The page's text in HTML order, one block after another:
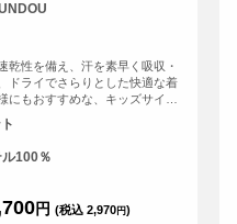
乾性を備え、汗を素早く吸収・
ドライでさらりとした快適な着
にもおすすめな、キッズサイズ
シャツ。アクティブな外出シー
シーンでも、爽やかな印象を保
に、シルクのような滑らかな肌
上品なルックスながら、オンオ
100％
円 (税込 2,970円)